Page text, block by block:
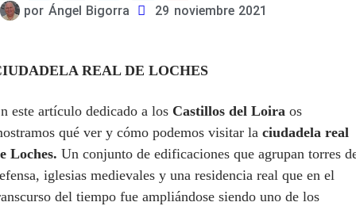
por Ángel Bigorra 29 noviembre 2021
REAL DE LOCHES
este artículo dedicado a los Castillos del Loira os
qué ver y cómo podemos visitar la ciudadela real
Loches. Un conjunto de edificaciones que agrupan torres
iglesias medievales y una residencia real que en el
del tiempo fue ampliándose siendo uno de los